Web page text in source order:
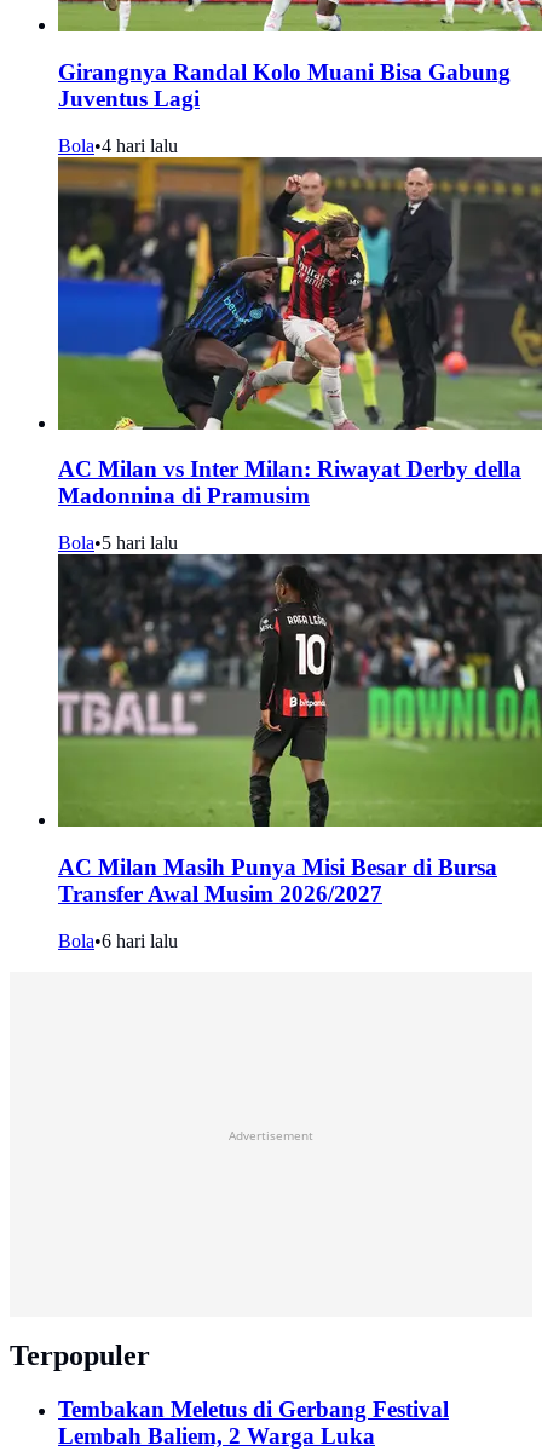
Girangnya Randal Kolo Muani Bisa Gabung
Juventus Lagi
Bola•4 hari lalu
AC Milan vs Inter Milan: Riwayat Derby della
Madonnina di Pramusim
Bola•5 hari lalu
AC Milan Masih Punya Misi Besar di Bursa
Transfer Awal Musim 2026/2027
Bola•6 hari lalu
Advertisement
Terpopuler
Tembakan Meletus di Gerbang Festival
Lembah Baliem, 2 Warga Luka